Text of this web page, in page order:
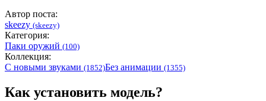
Автор поста:
skeezy (skeezy)
Категория:
Паки оружий (100)
Коллекция:
С новыми звуками (1852)Без анимации (1355)
Как установить модель?